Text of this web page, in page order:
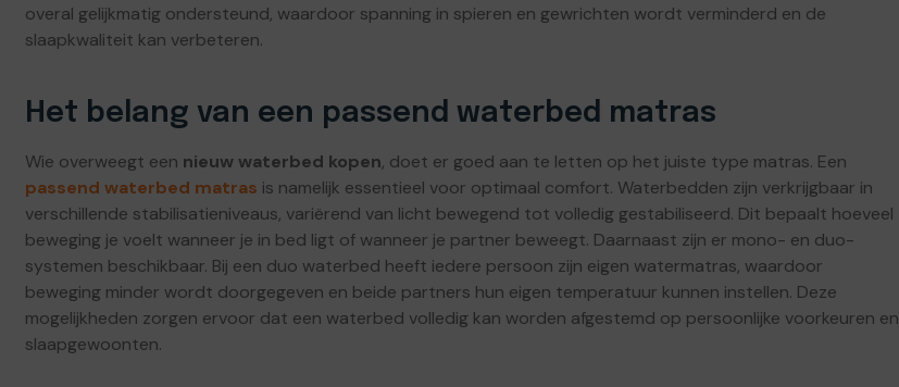
overal gelijkmatig ondersteund, waardoor spanning in spieren en gewrichten wordt verminderd en de
slaapkwaliteit kan verbeteren.
Het belang van een passend waterbed matras
Wie overweegt een nieuw waterbed kopen, doet er goed aan te letten op het juiste type matras. Een
passend waterbed matras is namelijk essentieel voor optimaal comfort. Waterbedden zijn verkrijgbaar in
verschillende stabilisatieniveaus, variërend van licht bewegend tot volledig gestabiliseerd. Dit bepaalt hoeveel
beweging je voelt wanneer je in bed ligt of wanneer je partner beweegt. Daarnaast zijn er mono- en duo-
systemen beschikbaar. Bij een duo waterbed heeft iedere persoon zijn eigen watermatras, waardoor
beweging minder wordt doorgegeven en beide partners hun eigen temperatuur kunnen instellen. Deze
mogelijkheden zorgen ervoor dat een waterbed volledig kan worden afgestemd op persoonlijke voorkeuren en
slaapgewoonten.